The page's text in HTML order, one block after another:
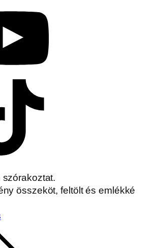
szórakoztat.
összeköt, feltölt és emlékké